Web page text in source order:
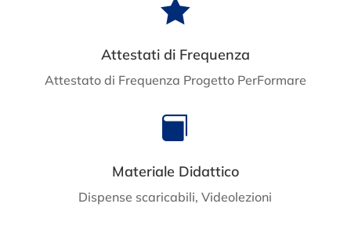

Attestati di Frequenza
Attestato di Frequenza Progetto PerFormare

Materiale Didattico
Dispense scaricabili, Videolezioni